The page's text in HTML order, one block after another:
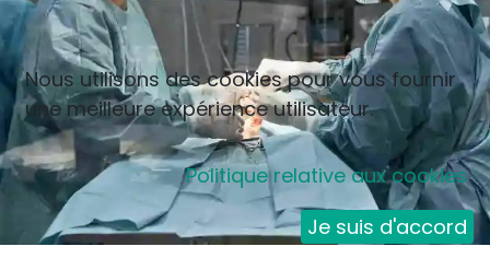
Nous utilisons des cookies pour vous fournir
une meilleure expérience utilisateur.
Politique relative aux cookies
Je suis d'accord